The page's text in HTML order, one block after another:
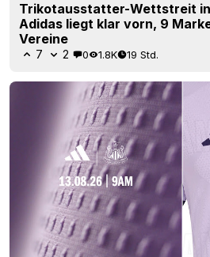
Trikotausstatter-Wettstreit in
Adidas liegt klar vorn, 9
Vereine
7 2 0 1.8K 19 Std.